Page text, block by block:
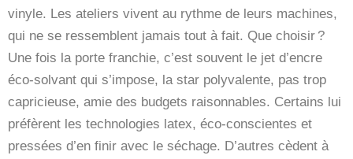
vinyle. Les ateliers vivent au rythme de leurs machines,
qui ne se ressemblent jamais tout à fait. Que choisir ?
Une fois la porte franchie, c’est souvent le jet d’encre
éco-solvant qui s’impose, la star polyvalente, pas trop
capricieuse, amie des budgets raisonnables. Certains lui
préfèrent les technologies latex, éco-conscientes et
pressées d’en finir avec le séchage. D’autres cèdent à